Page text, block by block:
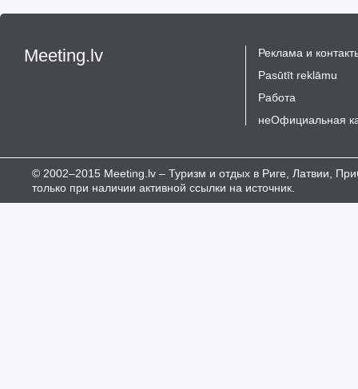
Meeting.lv
Реклама и
Pasūtīt reklāmu
Работа
неОфициальная
© 2002–2015 Meeting.lv – Туризм и отдых в Риге, Латвии,
только при наличии активной ссылки на источник.